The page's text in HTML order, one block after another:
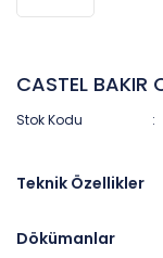
CASTEL
Stok Kodu
Teknik Özellikler
Dökümanlar